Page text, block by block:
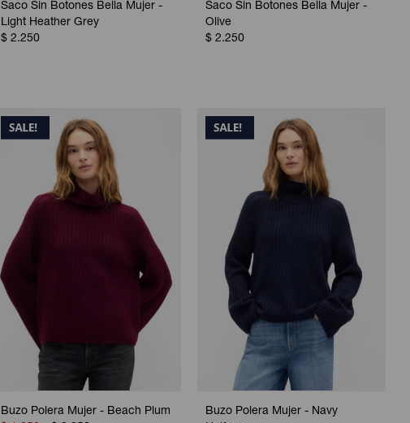
Saco Sin Botones Bella Mujer -
Light Heather Grey
$ 2.250
Saco Sin Botones Bella Mujer -
Olive
$ 2.250
Buzo Polera Mujer - Beach Plum
Buzo Polera Mujer - Navy